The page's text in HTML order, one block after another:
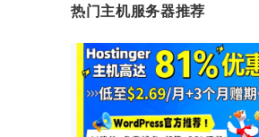
热门主机服务器推荐